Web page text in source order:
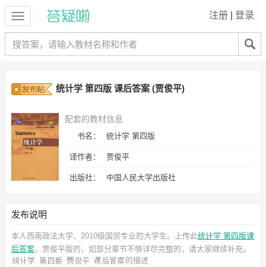
注册 登录
统计学 第四版 课后答案 (贾俊平)
配套的教材信息
书名： 统计学 第四版
译作者： 贾俊平
出版社： 中国人民大学出版社
发布说明
本人西南政法大学，2010级国贸专业的大学生。上传此统计学 第四版课
后答案，贾俊平版的，如部分章节不够详尽完整的，请大家继续补充。
的描述